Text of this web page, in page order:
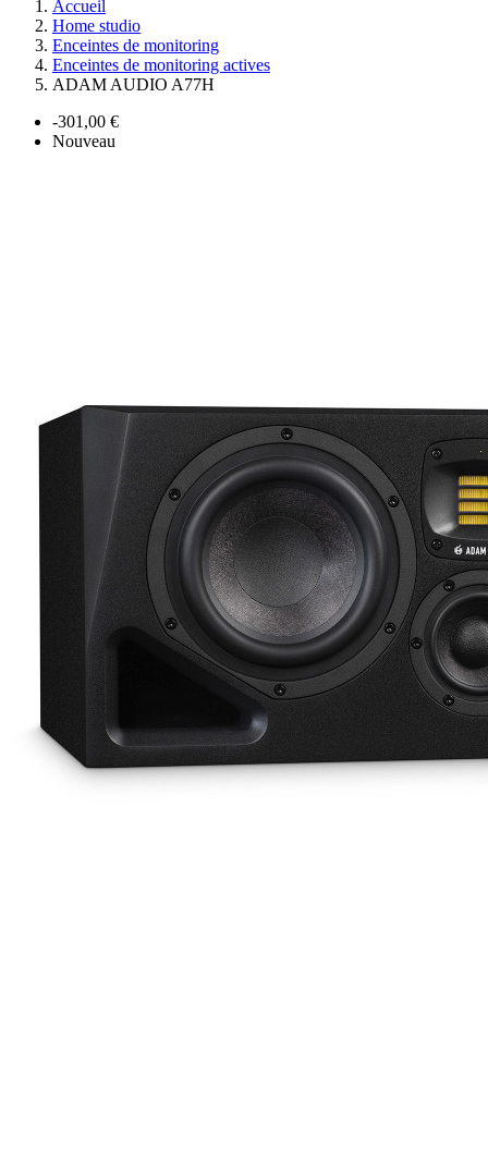
Accueil
Home studio
Enceintes de monitoring
Enceintes de monitoring actives
ADAM AUDIO A77H
-301,00 €
Nouveau